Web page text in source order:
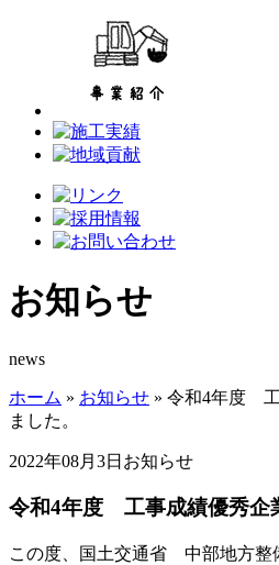
お知らせ
news
ホーム » お知らせ » 令和4年度 工
ました。
2022年08月3日 お知らせ
令和4年度 工事成績優秀企
この度、国土交通省 中部地方整